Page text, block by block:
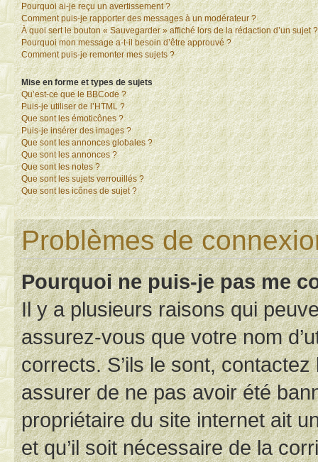
Pourquoi ai-je reçu un avertissement ?
Comment puis-je rapporter des messages à un modérateur ?
À quoi sert le bouton « Sauvegarder » affiché lors de la rédaction d’un sujet ?
Pourquoi mon message a-t-il besoin d’être approuvé ?
Comment puis-je remonter mes sujets ?
Mise en forme et types de sujets
Qu’est-ce que le BBCode ?
Puis-je utiliser de l’HTML ?
Que sont les émoticônes ?
Puis-je insérer des images ?
Que sont les annonces globales ?
Que sont les annonces ?
Que sont les notes ?
Que sont les sujets verrouillés ?
Que sont les icônes de sujet ?
Problèmes de
Pourquoi ne puis-je pas me
Il y a plusieurs raisons qui
assurez-vous que votre nom
corrects. S’ils le sont,
assurer de ne pas avoir été
propriétaire du site internet ait
et qu’il soit nécessaire de la